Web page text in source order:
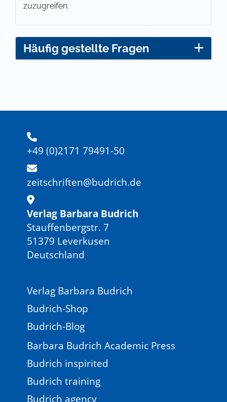
zuzugreifen.
Häufig gestellte Fragen
+49 (0)2171 79491-50
zeitschriften@budrich.de
Verlag Barbara Budrich
Stauffenbergstr. 7
51379 Leverkusen
Deutschland
Verlag Barbara Budrich
Budrich-Shop
Budrich-Blog
Barbara Budrich Academic Press
Budrich inspirited
Budrich training
Budrich agency